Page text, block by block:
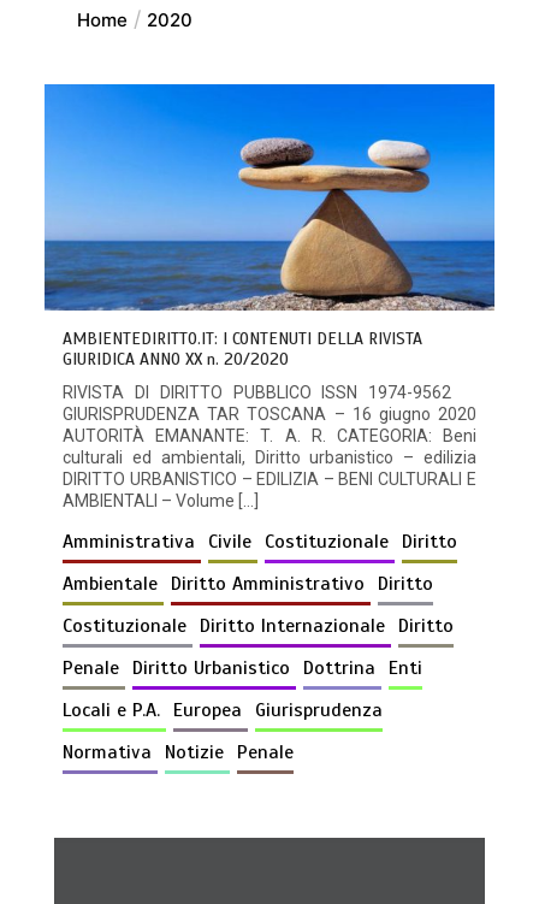
Home 2020
AMBIENTEDIRITTO.IT: I CONTENUTI DELLA RIVISTA
GIURIDICA ANNO XX n. 20/2020
RIVISTA DI DIRITTO PUBBLICO ISSN 1974-9562
GIURISPRUDENZA TAR TOSCANA – 16 giugno 2020
AUTORITÀ EMANANTE: T. A. R. CATEGORIA: Beni
culturali ed ambientali, Diritto urbanistico – edilizia
DIRITTO URBANISTICO – EDILIZIA – BENI CULTURALI E
AMBIENTALI – Volume […]
Amministrativa Civile Costituzionale Diritto
Ambientale Diritto Amministrativo
Diritto
Costituzionale Diritto Internazionale Diritto
Penale Diritto Urbanistico Dottrina
Enti
Locali e P.A. Europea
Giurisprudenza
Normativa
Notizie Penale